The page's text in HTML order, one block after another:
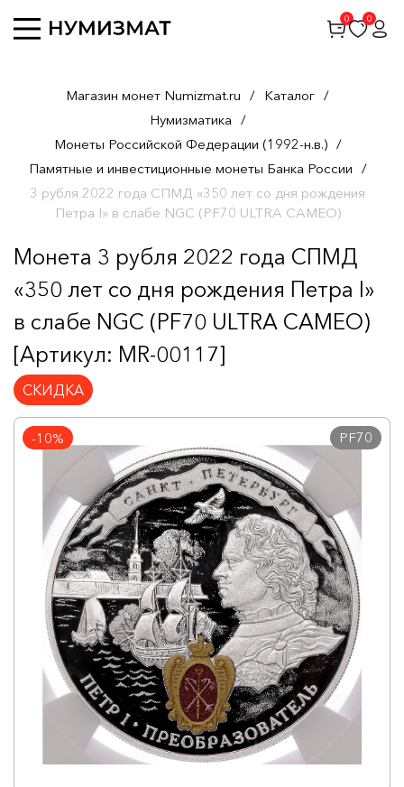
0 0
Магазин монет Numizmat.ru / Каталог /
Нумизматика /
Монеты Российской Федерации (1992-н.в.) /
Памятные и инвестиционные монеты Банка России /
3 рубля 2022 года СПМД «350 лет со дня рождения
Петра I» в слабе NGC (PF70 ULTRA CAMEO)
Монета 3 рубля 2022 года СПМД
«350 лет со дня рождения Петра I»
в слабе NGC (PF70 ULTRA CAMEO)
[Артикул: MR-00117]
СКИДКА
-10% PF70